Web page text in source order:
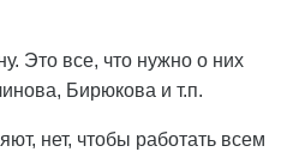
Это все, что нужно о них
Бирюкова и т.п.
нет, чтобы работать всем